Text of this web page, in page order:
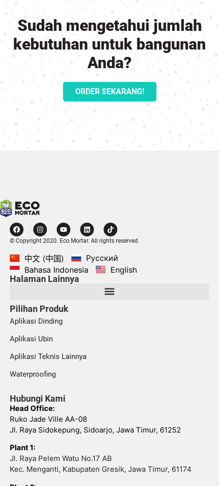
Sudah mengetahui jumlah
kebutuhan untuk bangunan
Anda?
ORDER SEKARANG!
© Copyright 2020. Eco Mortar. All rights reserved.
中文 (中国)
Русский
Bahasa Indonesia
English
Halaman Lainnya
Pilihan Produk
Aplikasi Dinding
Aplikasi Ubin
Aplikasi Teknis Lainnya
Waterproofing
Hubungi Kami
Head Office:
Ruko Jade Ville AA-08
Jl. Raya Sidokepung, Sidoarjo, Jawa Timur, 61252
Plant 1:
Jl. Raya Pelem Watu No.17 AB
Kec. Menganti, Kabupaten Gresik, Jawa Timur, 61174